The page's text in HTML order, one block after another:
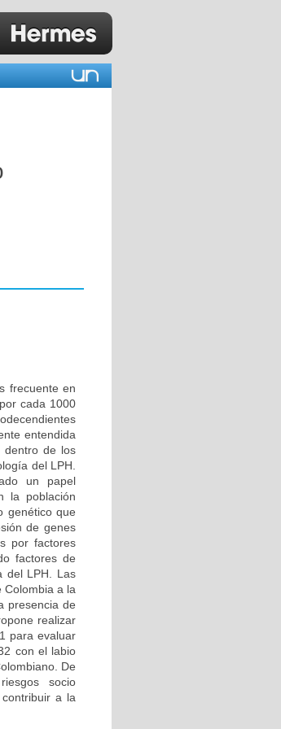
frecuente en
cada 1000
entendida
dentro de los
del LPH.
un papel
la población
genético que
de genes
por factores
factores de
del LPH. Las
Colombia a la
presencia de
realizar
para evaluar
con el labio
De
socio
a la